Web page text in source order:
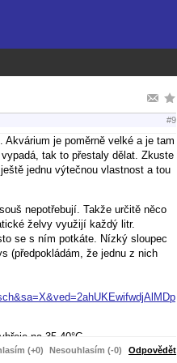
#9
je poměrně velké a je tam
tak to přestaly dělat. Zkuste
jednu výtečnou vlastnost a tou
nepotřebují. Takže určitě něco
želvy využijí každý litr.
se s ním potkáte. Nízký sloupec
(předpokládám, že jednu z nich
na 35-40°C.
(+0) Nesouhlasím (-0) Odpovědět